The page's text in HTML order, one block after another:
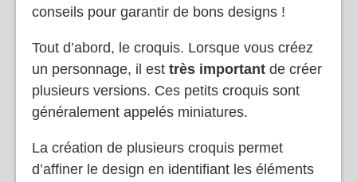
conseils pour garantir de bons designs !
Tout d’abord, le croquis. Lorsque vous créez
un personnage, il est très important de créer
plusieurs versions. Ces petits croquis sont
généralement appelés miniatures.
La création de plusieurs croquis permet
d’affiner le design en identifiant les éléments